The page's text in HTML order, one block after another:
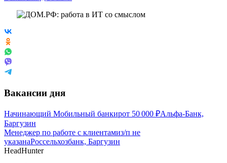
Вакансии дня
Начинающий Мобильный банкирот 50 000 ₽Альфа-Банк,
Баргузин
Менеджер по работе с клиентамиз/п не
указанаРоссельхозбанк, Баргузин
HeadHunter